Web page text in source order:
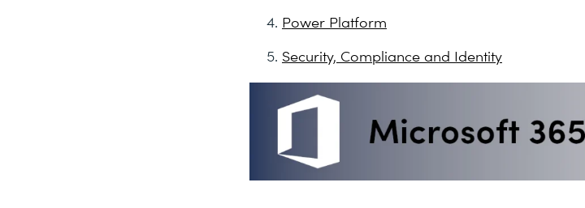
Power Platform
Security, Compliance and Identity